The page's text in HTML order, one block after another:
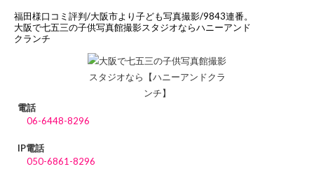
福田様口コミ評判/大阪市より子ども写真撮影/9843連番。
大阪で七五三の子供写真館撮影スタジオならハニーアンド
クランチ
電話
06-6448-8296
IP電話
050-6861-8296